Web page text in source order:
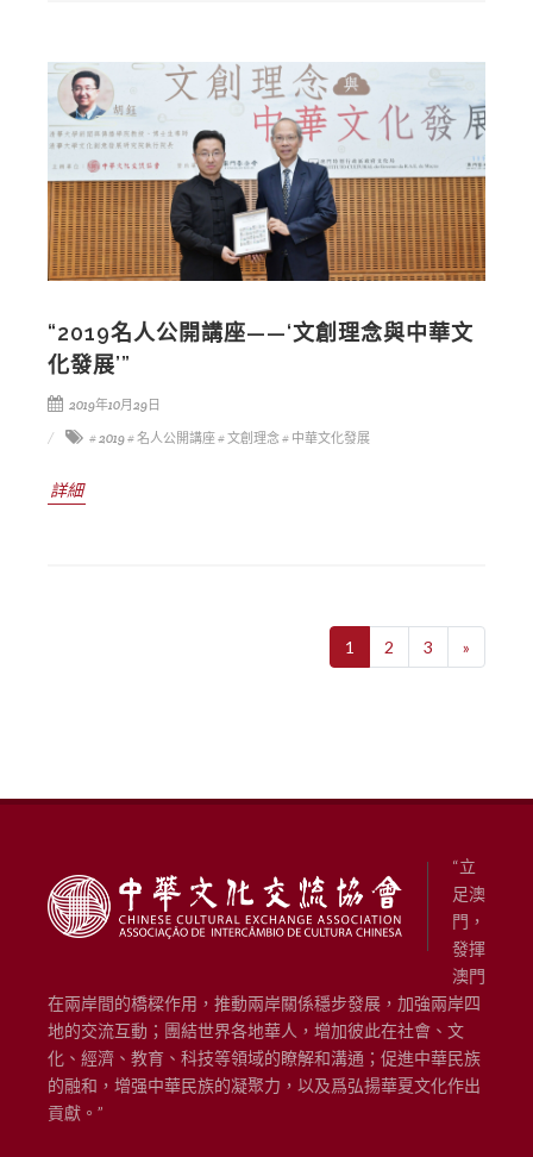
“2019名人公開講座——‘文創理念與中華文
化發展’”
2019年10月29日
# 2019# 名人公開講座# 文創理念# 中華文化發展
詳細
1 2 3 »
“立
足澳
門，
發揮
澳門
在兩岸間的橋樑作用，推動兩岸關係穩步發展，加強兩岸四
地的交流互動；團結世界各地華人，增加彼此在社會、文
化、經濟、教育、科技等領域的瞭解和溝通；促進中華民族
的融和，增强中華民族的凝聚力，以及爲弘揚華夏文化作出
貢獻。”